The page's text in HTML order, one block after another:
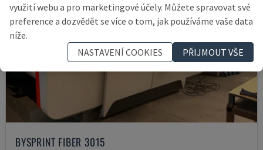
BYSPRINT FIBER 3015
využití webu a pro marketingové účely. Můžete spravovat své
preference a dozvědět se více o tom, jak používáme vaše data
níže.
NASTAVENÍ COOKIES
PŘIJMOUT VŠE